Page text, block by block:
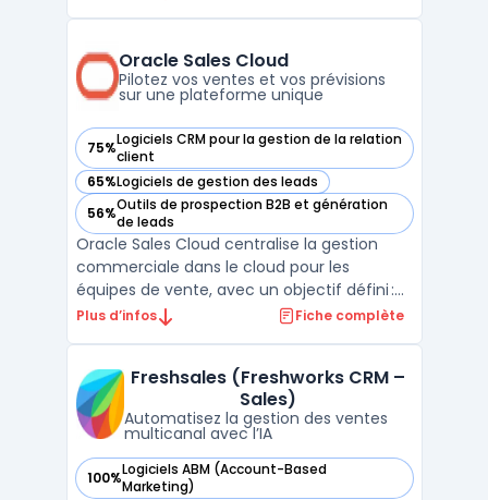
d’informations entre différents outils.
Copper permet la cen ...
Oracle Sales Cloud
Pilotez vos ventes et vos prévisions
sur une plateforme unique
75%Logiciels CRM pour la gestion de la relation
client
— voir Oracle Sales Cloud dans cette catégorie
65%Logiciels de gestion des leads
— voir Oracle Sales Cloud dans cette catégorie
56%Outils de prospection B2B et génération
de leads
— voir Oracle Sales Cloud dans cette catégorie
Oracle Sales Cloud centralise la gestion
commerciale dans le cloud pour les
équipes de vente, avec un objectif défini :
structurer l’exécution du cycle de vente sur
fonctionnalités nécessaires pour relier
campagnes ...
Plus d’infos Fiche complète
Freshsales (Freshworks CRM –
Sales)
Automatisez la gestion des ventes
multicanal avec l’IA
100%Logiciels ABM (Account-Based
Marketing)
— voir Freshsales (Freshworks CRM – Sales) dans cette